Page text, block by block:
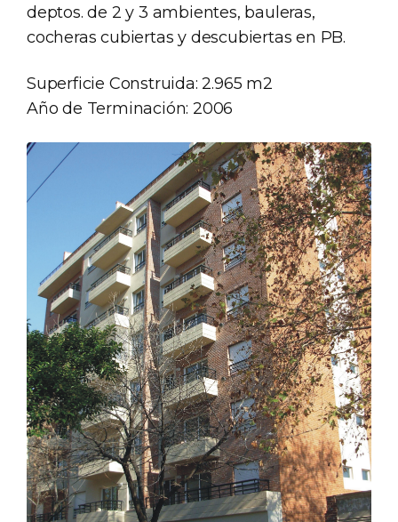
deptos. de 2 y 3 ambientes, bauleras,
cocheras cubiertas y descubiertas en PB.
Superficie Construida: 2.965 m2
Año de Terminación: 2006